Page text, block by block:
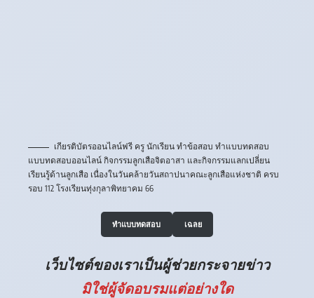
เกียรติบัตรออนไลน์ฟรี ครู นักเรียน ทำข้อสอบ ทำแบบทดสอบ
แบบทดสอบออนไลน์ กิจกรรมลูกเสือจิตอาสา และกิจกรรมแลกเปลี่ยน
เรียนรู้ด้านลูกเสือ เนื่องในวันคล้ายวันสถาปนาคณะลูกเสือแห่งชาติ ครบ
รอบ 112 โรงเรียนทุ่งกุลาพิทยาคม 66
ทำแบบทดสอบ เฉลย
เว็บไซต์ของเราเป็นผู้ช่วยกระจายข่าว
มิใช่ผู้จัดอบรมแต่อย่างใด